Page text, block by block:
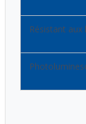
Résistant aux